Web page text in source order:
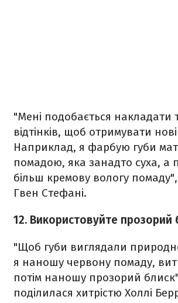
"Мені подобається накладати
відтінків, щоб отримувати
Наприклад, я фарбую губи
помадою, яка занадто суха, а
більш кремову вологу
Гвен Стефані.
12. Використовуйте прозорий
"Щоб губи виглядали
я наношу червону помаду,
потім наношу прозорий
поділилася хитрістю Холлі